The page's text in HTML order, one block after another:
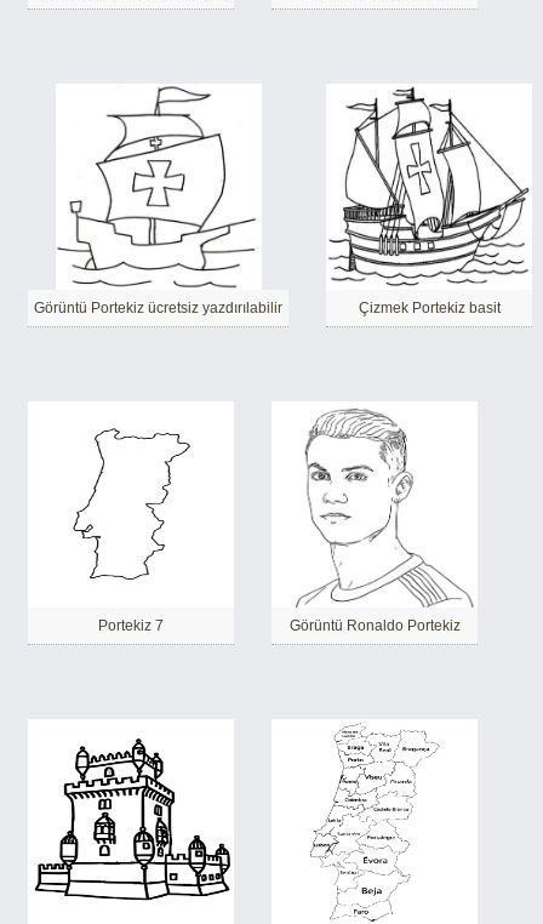
Görüntü Portekiz ücretsiz yazdırılabilir Çizmek Portekiz basit
Portekiz 7 Görüntü Ronaldo Portekiz